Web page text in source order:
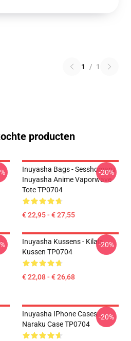
1 / 1
producten
Inuyasha Bags - Sesshomaru
Inuyasha Anime Vaporwave
Tote TP0704
€ 22,95 - € 27,55
-20%
Inuyasha Kussens - Kilala
Kussen TP0704
€ 22,08 - € 26,68
-20%
Inuyasha IPhone Cases -
Naraku Case TP0704
-20%